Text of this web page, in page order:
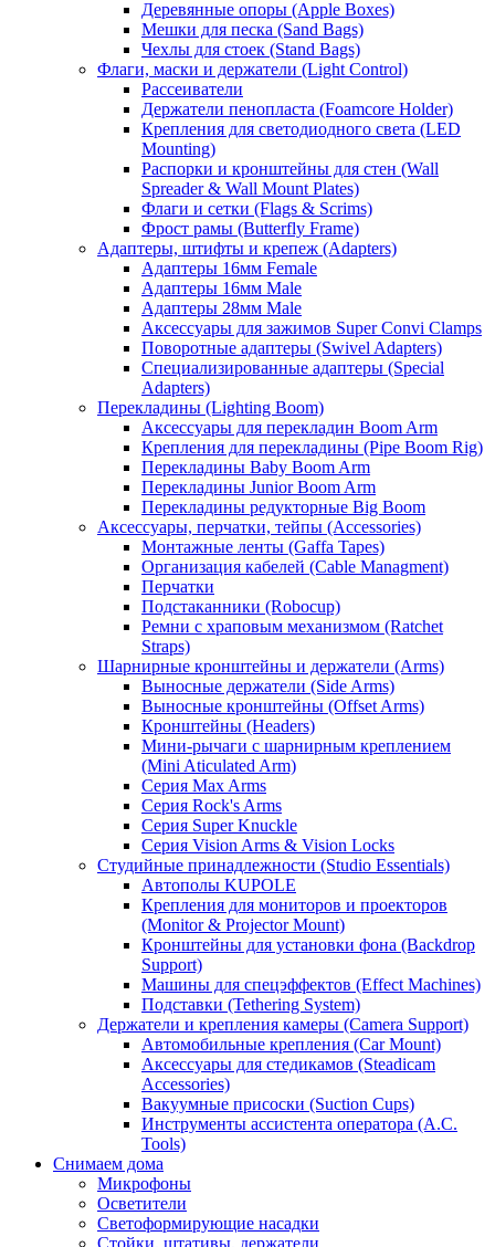
Деревянные опоры (Apple Boxes)
Мешки для песка (Sand Bags)
Чехлы для стоек (Stand Bags)
Флаги, маски и держатели (Light Control)
Рассеиватели
Держатели пенопласта (Foamcore Holder)
Крепления для светодиодного света (LED
Mounting)
Распорки и кронштейны для стен (Wall
Spreader & Wall Mount Plates)
Флаги и сетки (Flags & Scrims)
Фрост рамы (Butterfly Frame)
Адаптеры, штифты и крепеж (Adapters)
Адаптеры 16мм Female
Адаптеры 16мм Male
Адаптеры 28мм Male
Аксессуары для зажимов Super Convi Clamps
Поворотные адаптеры (Swivel Adapters)
Специализированные адаптеры (Special
Adapters)
Перекладины (Lighting Boom)
Аксессуары для перекладин Boom Arm
Крепления для перекладины (Pipe Boom Rig)
Перекладины Baby Boom Arm
Перекладины Junior Boom Arm
Перекладины редукторные Big Boom
Аксессуары, перчатки, тейпы (Accessories)
Монтажные ленты (Gaffa Tapes)
Организация кабелей (Cable Managment)
Перчатки
Подстаканники (Robocup)
Ремни с храповым механизмом (Ratchet
Straps)
Шарнирные кронштейны и держатели (Arms)
Выносные держатели (Side Arms)
Выносные кронштейны (Offset Arms)
Кронштейны (Headers)
Мини-рычаги с шарнирным креплением
(Mini Aticulated Arm)
Серия Max Arms
Серия Rock's Arms
Серия Super Knuckle
Серия Vision Arms & Vision Locks
Студийные принадлежности (Studio Essentials)
Автополы KUPOLE
Крепления для мониторов и проекторов
(Monitor & Projector Mount)
Кронштейны для установки фона (Backdrop
Support)
Машины для спецэффектов (Effect Machines)
Подставки (Tethering System)
Держатели и крепления камеры (Camera Support)
Автомобильные крепления (Car Mount)
Аксессуары для стедикамов (Steadicam
Accessories)
Вакуумные присоски (Suction Cups)
Инструменты ассистента оператора (A.C.
Tools)
Снимаем дома
Микрофоны
Осветители
Светоформирующие насадки
Стойки, штативы, держатели